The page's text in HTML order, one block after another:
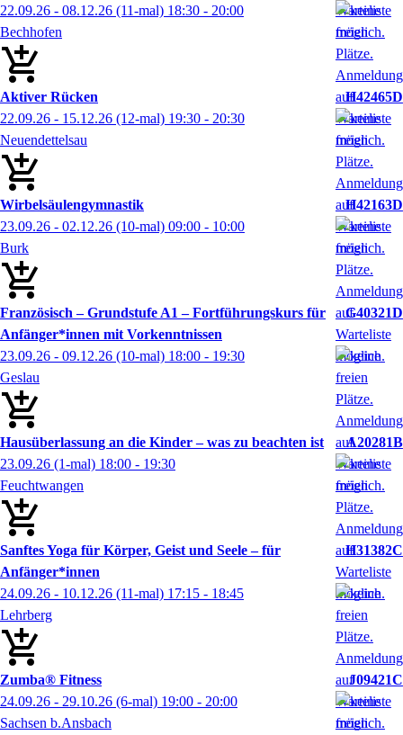
22.09.26 - 08.12.26 (11-mal) 18:30 - 20:00
Bechhofen
Aktiver Rücken
H42465D
22.09.26 - 15.12.26 (12-mal) 19:30 - 20:30
Neuendettelsau
Wirbelsäulengymnastik
H42163D
23.09.26 - 02.12.26 (10-mal) 09:00 - 10:00
Burk
Französisch – Grundstufe A1 – Fortführungskurs für
Anfänger*innen mit Vorkenntnissen
G40321D
23.09.26 - 09.12.26 (10-mal) 18:00 - 19:30
Geslau
Hausüberlassung an die Kinder – was zu beachten ist
A20281B
23.09.26 (1-mal) 18:00 - 19:30
Feuchtwangen
Sanftes Yoga für Körper, Geist und Seele – für
Anfänger*innen
H31382C
24.09.26 - 10.12.26 (11-mal) 17:15 - 18:45
Lehrberg
Zumba® Fitness
J09421C
24.09.26 - 29.10.26 (6-mal) 19:00 - 20:00
Sachsen b.Ansbach